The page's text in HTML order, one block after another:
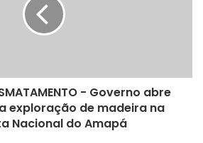
- Governo abre
exploração de madeira na
Nacional do Amapá